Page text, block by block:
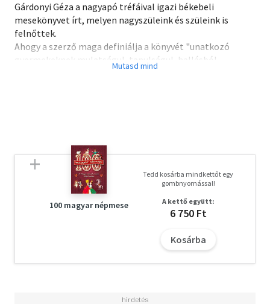
Gárdonyi Géza a nagyapó tréfáival igazi békebeli
mesekönyvet írt, melyen nagyszüleink és szüleink is
felnőttek.
Ahogy a szerző maga definiálja a könyvét "unatkozó
gyermekeknek mulatságul, tanulságul, hallásból,
100 magyar népmese
Tedd kosárba mindkettőt egy
gombnyomással!
A kettő együtt:
6 750 Ft
Kosárba